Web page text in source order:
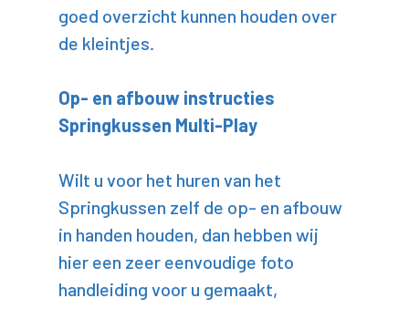
goed overzicht kunnen houden over
de kleintjes.
Op- en afbouw instructies
Springkussen Multi-Play
Wilt u voor het huren van het
Springkussen zelf de op- en afbouw
in handen houden, dan hebben wij
hier een zeer eenvoudige foto
handleiding voor u gemaakt,